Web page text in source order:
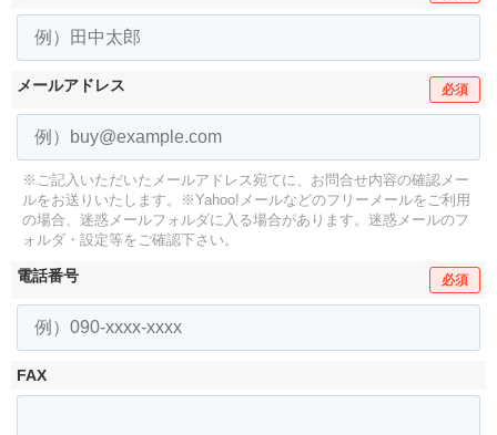
メールアドレス 必須
※ご記入いただいたメールアドレス宛てに、お問合せ内容の確認メー
ルをお送りいたします。
※Yahoo!メールなどのフリーメールをご利用
の場合、迷惑メールフォルダに入る場合があります。 迷惑メールのフ
ォルダ・設定等をご確認下さい。
電話番号 必須
FAX